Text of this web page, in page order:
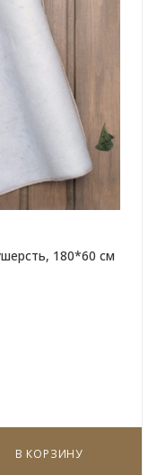
180*60 см
В КОРЗИНУ